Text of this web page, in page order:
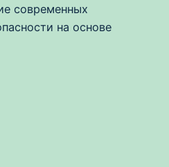
современных
на основе